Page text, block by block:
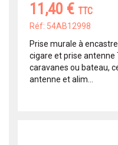
11,40 € TTC
Réf: 54AB12998
Prise murale à
cigare et prise antenne
caravanes ou bateau,
antenne et alim...